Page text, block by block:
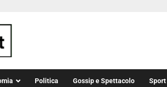
Politica Gossip e Spettacolo Sport